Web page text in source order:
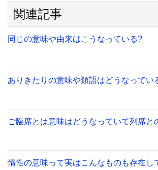
関連記事
同じの意味や由来はこうなっている?
ありきたりの意味や類語はどうなってい
ご臨席とは意味はどうなっていて列席と
惰性の意味って実はこんなものも存在し